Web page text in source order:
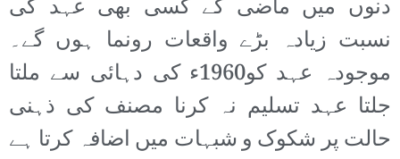
دنوں میں ماضی کے کسی بھی عہد کی
نسبت زیادہ بڑے واقعات رونما ہوں گے۔
موجودہ عہد کو1960ء کی دہائی سے ملتا
جلتا عہد تسلیم نہ کرنا مصنف کی ذہنی
حالت پر شکوک و شبہات میں اضافہ کرتا ہے